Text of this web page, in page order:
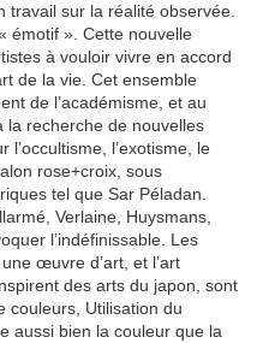
sur la réalité observée.
émotif ». Cette nouvelle
à vouloir vivre en accord
de la vie. Cet ensemble
de l’académisme, et au
la recherche de nouvelles
l’exotisme, le
rose+croix, sous
tel que Sar Péladan.
Verlaine, Huysmans,
l’indéfinissable. Les
œuvre d’art, et l’art
des arts du japon, sont
couleurs, Utilisation du
aussi bien la couleur que la